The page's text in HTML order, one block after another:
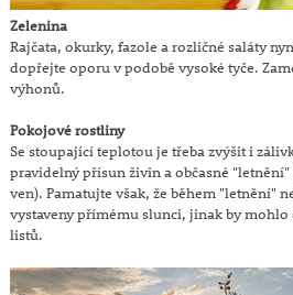
Zelenina
Rajčata, okurky, fazole a rozličné saláty
dopřejte oporu v podobě vysoké tyče.
výhonů.
Pokojové rostliny
Se stoupající teplotou je třeba zvýšit i
pravidelný přísun živin a občasné
ven). Pamatujte však, že během "letnění"
vystaveny přímému slunci, jinak by
listů.